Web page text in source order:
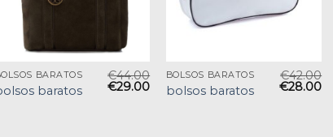
BARATOS
baratos
€44.00
€29.00
BOLSOS BARATOS
bolsos baratos
€42.00
€28.00